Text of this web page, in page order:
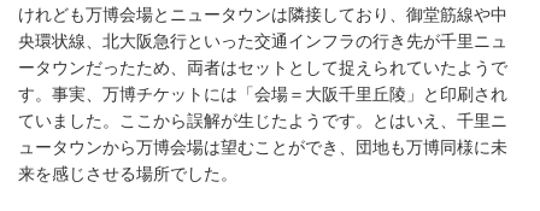
けれども万博会場とニュータウンは隣接しており、御堂筋線や中
央環状線、北大阪急行といった交通インフラの行き先が千里ニュ
ータウンだったため、両者はセットとして捉えられていたようで
す。事実、万博チケットには「会場＝大阪千里丘陵」と印刷され
ていました。ここから誤解が生じたようです。とはいえ、千里ニ
ュータウンから万博会場は望むことができ、団地も万博同様に未
来を感じさせる場所でした。